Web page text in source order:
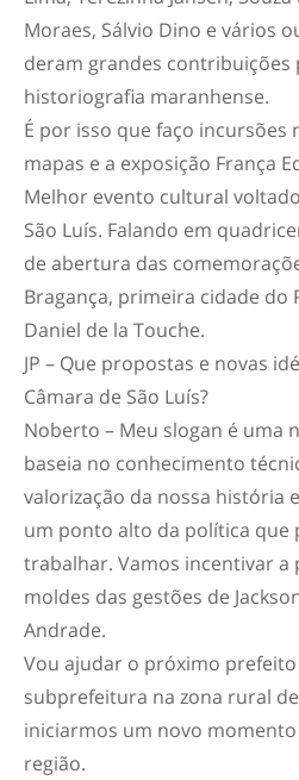
Moraes, Sálvio Dino e vários
deram grandes contribuições
historiografia maranhense.
É por isso que faço incursões
mapas e a exposição França
Melhor evento cultural
São Luís. Falando em
de abertura das
Bragança, primeira cidade do
Daniel de la Touche.
JP – Que propostas e novas
Câmara de São Luís?
Noberto – Meu slogan é uma
baseia no conhecimento
valorização da nossa história
um ponto alto da política que
trabalhar. Vamos incentivar a
moldes das gestões de
Andrade.
Vou ajudar o próximo
subprefeitura na zona rural
iniciarmos um novo
região.